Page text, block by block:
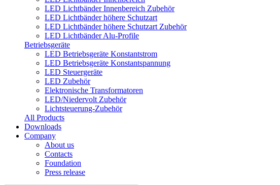
LED Lichtbänder Innenbereich Zubehör
LED Lichtbänder höhere Schutzart
LED Lichtbänder höhere Schutzart Zubehör
LED Lichtbänder Alu-Profile
Betriebsgeräte
LED Betriebsgeräte Konstantstrom
LED Betriebsgeräte Konstantspannung
LED Steuergeräte
LED Zubehör
Elektronische Transformatoren
LED/Niedervolt Zubehör
Lichtsteuerung-Zubehör
All Products
Downloads
Company
About us
Contacts
Foundation
Press release